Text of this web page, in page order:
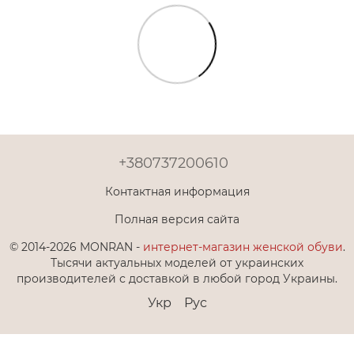
+380737200610
Контактная информация
Полная версия сайта
© 2014-2026 MONRAN - интернет-магазин женской обуви.
Тысячи актуальных моделей от украинских
производителей с доставкой в любой город Украины.
Укр Рус